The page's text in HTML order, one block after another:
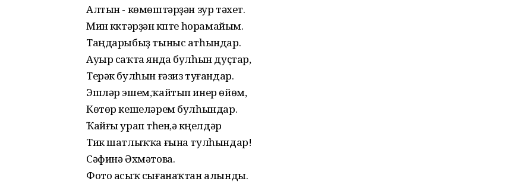
Алтын - көмөштәрҙән зур тәхет.
Мин күктәрҙән күпте һорамайым.
Таңдарыбыҙ тыныс атһындар.
Ауыр саҡта янда булһын дуҫтар,
Терәк булһын ғәзиз туғандар.
Эшләр эшем,ҡайтып инер өйөм,
Көтөр кешеләрем булһындар.
Ҡайғы урап үтһен,ә күңелдәр
Тик шатлыҡҡа ғына тулһындар!
Сәфинә Әхмәтова.
Фото асыҡ сығанаҡтан алынды.